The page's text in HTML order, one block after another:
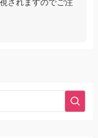
されますのでご注